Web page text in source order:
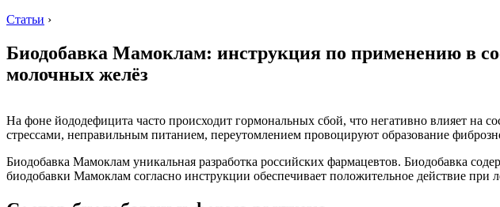
Статьи ›
Биодобавка Мамоклам: инструкция по применению в
молочных желёз
На фоне йододефицита часто происходит гормональных сбой, что негативно влияет
стрессами, неправильным питанием, переутомлением провоцируют образование
Биодобавка Мамоклам уникальная разработка российских фармацевтов. Биодобавка
биодобавки Мамоклам согласно инструкции обеспечивает положительное действие